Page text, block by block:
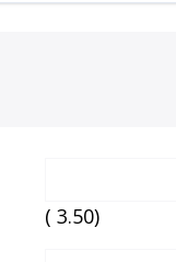
( 3.50)